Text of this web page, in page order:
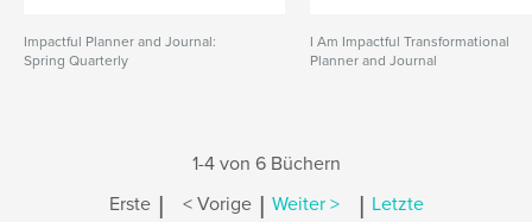
Impactful Planner and Journal:
Spring Quarterly
I Am Impactful Transformational
Planner and Journal
1-4 von 6 Büchern
Erste | < Vorige | Weiter > | Letzte